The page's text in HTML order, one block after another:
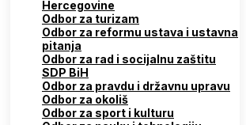
Hercegovine
Odbor za turizam
Odbor za reformu ustava i ustavna
pitanja
Odbor za rad i socijalnu zaštitu
SDP BiH
Odbor za pravdu i državnu upravu
Odbor za okoliš
Odbor za sport i kulturu